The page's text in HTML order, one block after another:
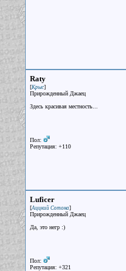
Raty
[Крыс]
Прирожденный Джаец
Здесь красивая местность...
Пол:
Репутация: +110
Luficer
[Аццкий Сотона]
Прирожденный Джаец
Да, это негр :)
Пол:
Репутация: +321